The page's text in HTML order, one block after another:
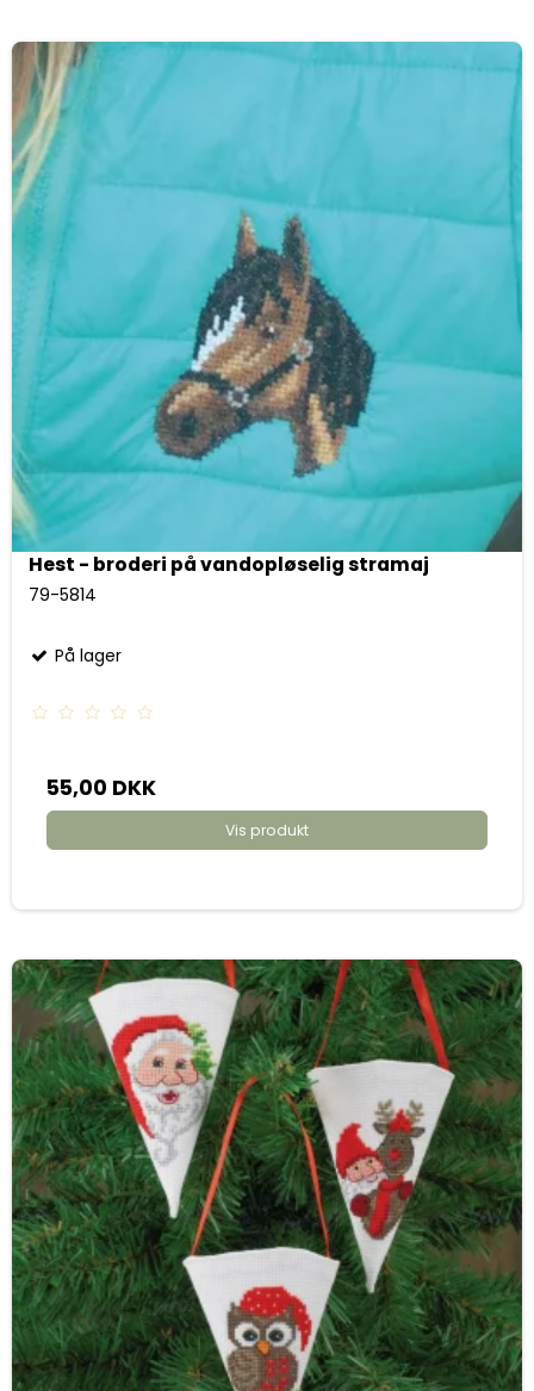
Hest - broderi på vandopløselig stramaj
79-5814
På lager
55,00 DKK
Vis produkt